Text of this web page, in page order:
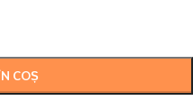
COȘ